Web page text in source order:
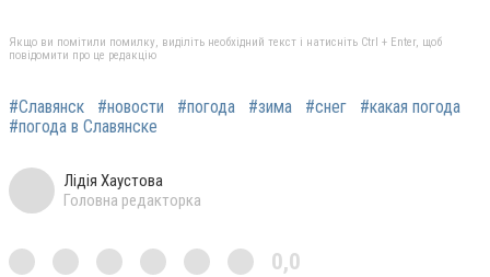
Якщо ви помітили помилку, виділіть необхідний текст і натисніть Ctrl + Enter, щоб
повідомити про це редакцію
#Славянск #новости #погода #зима #снег
#какая погода
#погода в Славянске
Лідія Хаустова
Головна редакторка
0,0